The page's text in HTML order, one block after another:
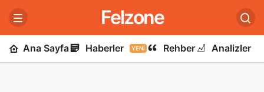
Felzone
Ana Sayfa Haberler YENI Rehber Analizler